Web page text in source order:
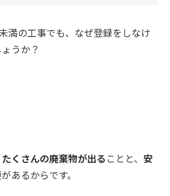
満の工事でも、なぜ登録をしなけ
うか？
たくさんの廃棄物が出る ことと、 安
あるからです。